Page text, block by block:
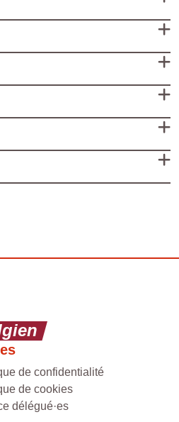
de confidentialité
de cookies
délégué·es